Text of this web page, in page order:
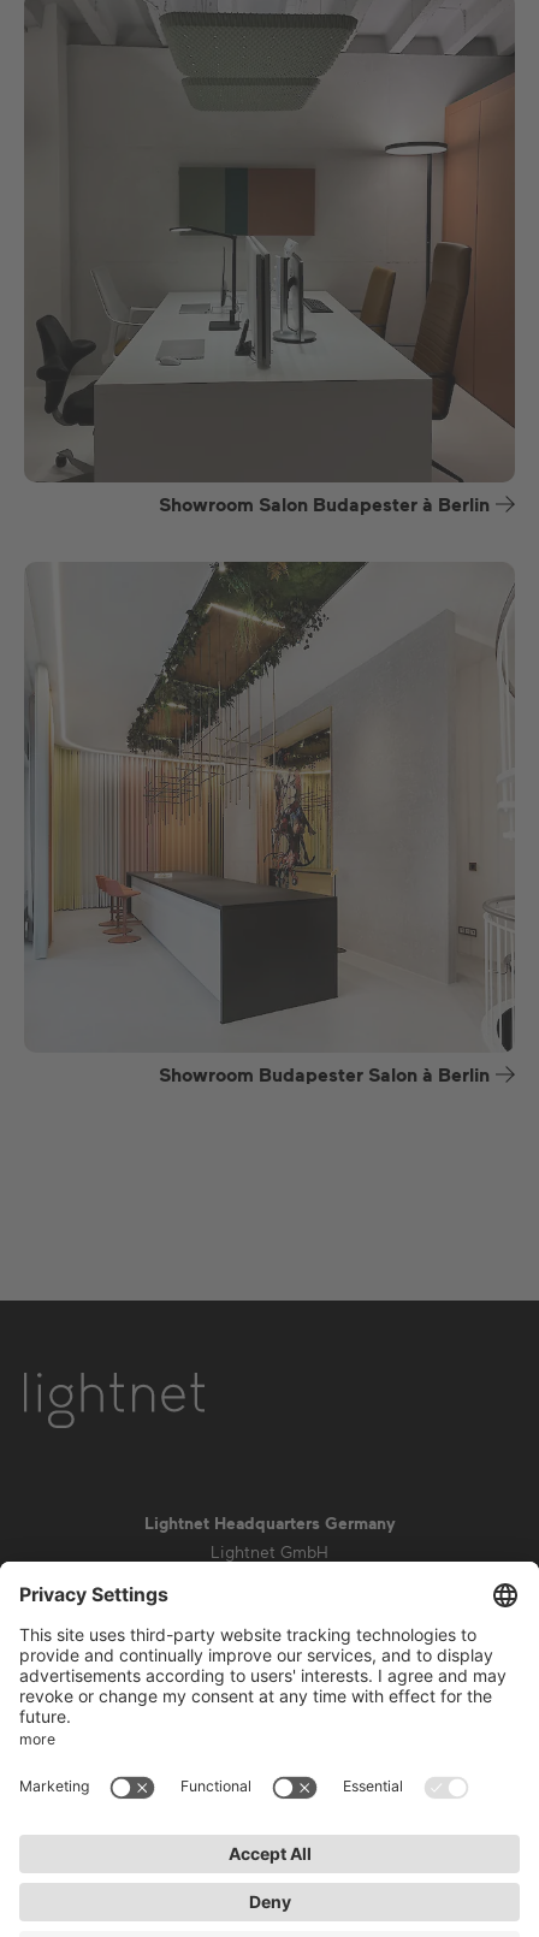
Showroom Salon Budapester à Berlin
Showroom Budapester Salon à Berlin
Lightnet Headquarters Germany
Lightnet GmbH
info@lightnet.de
Aviso de privacidad
Conditions de garantie
Accessibilité